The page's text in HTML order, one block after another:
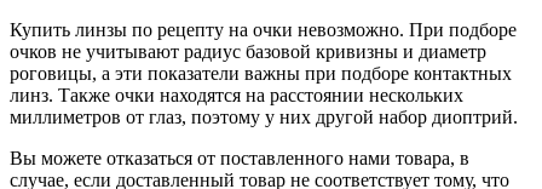
Купить линзы по рецепту на очки невозможно. При подборе
очков не учитывают радиус базовой кривизны и диаметр
роговицы, а эти показатели важны при подборе контактных
линз. Также очки находятся на расстоянии нескольких
миллиметров от глаз, поэтому у них другой набор диоптрий.
Вы можете отказаться от поставленного нами товара, в
случае, если доставленный товар не соответствует тому, что